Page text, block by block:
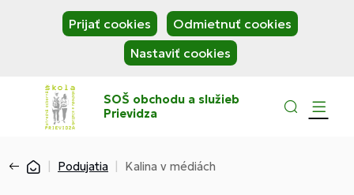
Prijať cookies
Odmietnuť cookies
Nastaviť cookies
SOŠ obchodu a služieb
Prievidza
Podujatia Kalina v médiách